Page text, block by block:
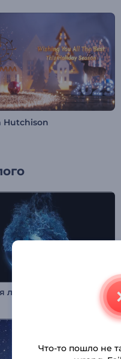
Hutchison
Что-то пошло не